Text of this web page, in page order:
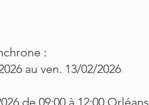
:
au ven. 13/02/2026
de 09:00 à 12:00 Orléans